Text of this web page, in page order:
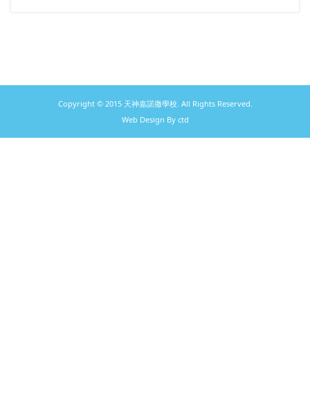
Copyright © 2015 天神嘉諾撒學校. All Rights Reserved.
Web Design By ctd